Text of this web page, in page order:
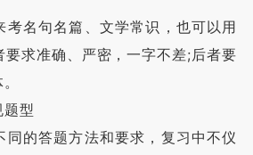
名句名篇、文学常识，也可以用
求准确、严密，一字不差;后者要
型
的答题方法和要求，复习中不仪